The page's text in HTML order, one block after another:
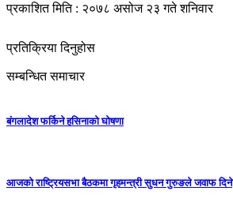
प्रकाशित मिति : २०७८ असोज २३ गते शनिवार
प्रतिक्रिया दिनुहोस
सम्बन्धित समाचार
बंगलादेश फर्किने हसिनाको घोषणा
आजको राष्ट्रियसभा बैठकमा गृहमन्त्री सुधन गुरुङले जवाफ दिने